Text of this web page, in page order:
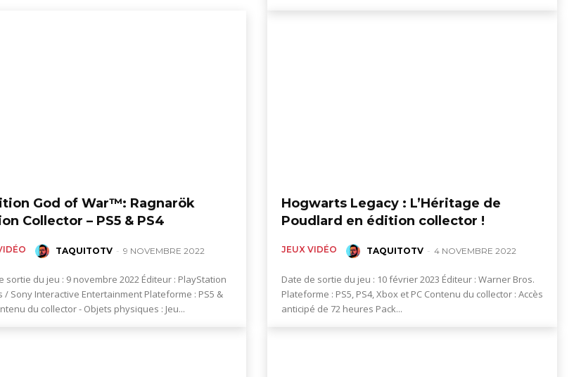
God of War™: Ragnarök
Collector – PS5 & PS4
TAQUITOTV - 9 NOVEMBRE 2022
sortie du jeu : 9 novembre 2022 Éditeur : PlayStation
/ Sony Interactive Entertainment Plateforme : PS5 &
PS4 Contenu du collector - Objets physiques : Jeu...
Hogwarts Legacy : L’Héritage de
Poudlard en édition collector !
JEUX VIDÉO TAQUITOTV - 4 NOVEMBRE 2022
Date de sortie du jeu : 10 février 2023 Éditeur : Warner Bros.
Plateforme : PS5, PS4, Xbox et PC Contenu du collector : Accès
anticipé de 72 heures Pack...